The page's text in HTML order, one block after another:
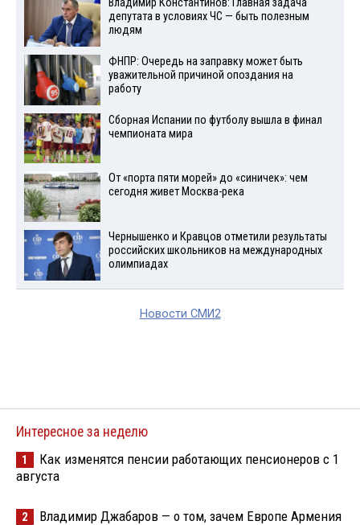
Владимир Константинов: Главная задача
депутата в условиях ЧС — быть полезным
людям
ФНПР: Очередь на заправку может быть
уважительной причиной опоздания на
работу
Сборная Испании по футболу вышла в финал
чемпионата мира
От «порта пяти морей» до «синичек»: чем
сегодня живет Москва-река
Чернышенко и Кравцов отметили результаты
российских школьников на международных
олимпиадах
Новости СМИ2
Интересное за неделю
1
Как изменятся пенсии работающих пенсионеров с 1
августа
2 Владимир Джабаров — о том, зачем Европе Армения